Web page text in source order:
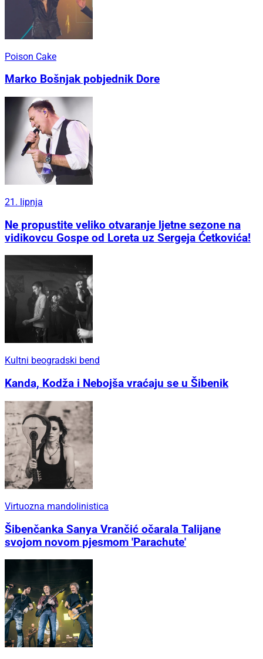
Poison Cake
Marko Bošnjak pobjednik Dore
21. lipnja
Ne propustite veliko otvaranje ljetne sezone na
vidikovcu Gospe od Loreta uz Sergeja Ćetkovića!
Kultni beogradski bend
Kanda, Kodža i Nebojša vraćaju se u Šibenik
Virtuozna mandolinistica
Šibenčanka Sanya Vrančić očarala Talijane
svojom novom pjesmom 'Parachute'